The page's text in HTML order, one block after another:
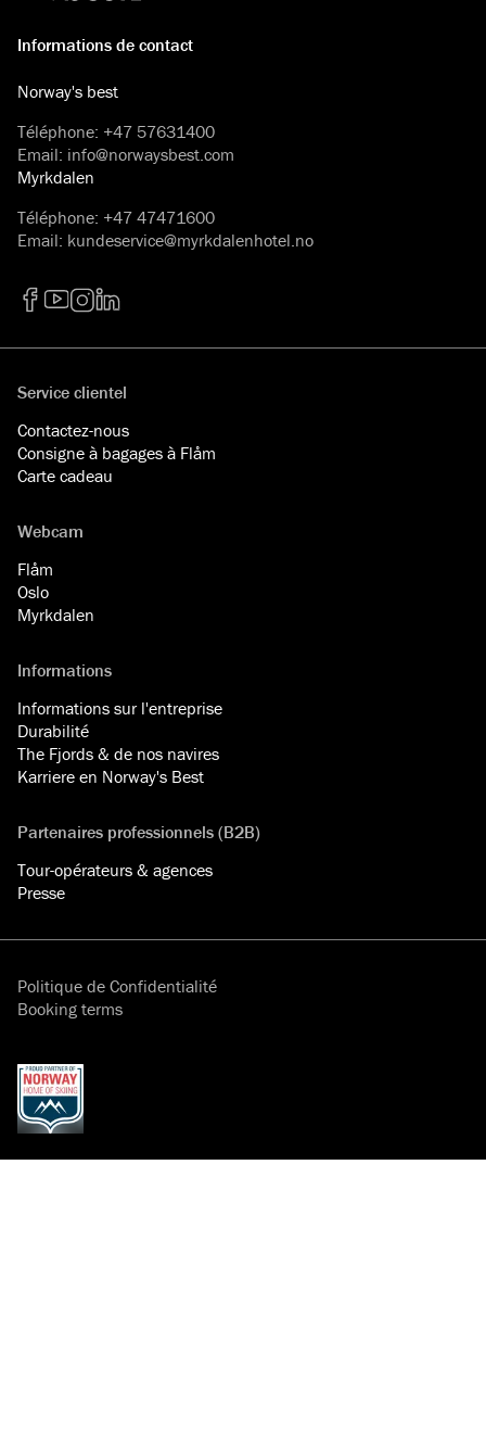
Informations de contact
Norway's best
Téléphone: +47 57631400
Email: info@norwaysbest.com
Myrkdalen
Téléphone: +47 47471600
Email: kundeservice@myrkdalenhotel.no
Service clientel
Contactez-nous
Consigne à bagages à Flåm
Carte cadeau
Webcam
Flåm
Oslo
Myrkdalen
Informations
Informations sur l'entreprise
Durabilité
The Fjords & de nos navires
Karriere en Norway's Best
Partenaires professionnels (B2B)
Tour-opérateurs & agences
Presse
Politique de Confidentialité
Booking terms